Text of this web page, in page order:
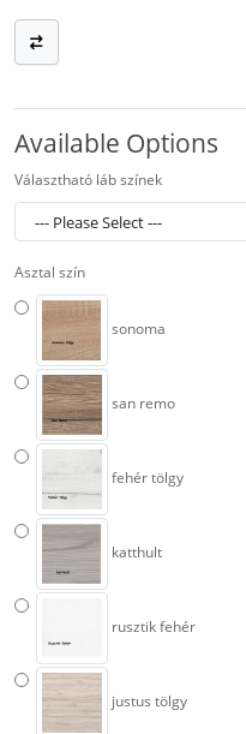
Available Options
Választható láb színek
Asztal szín
sonoma
san remo
fehér tölgy
katthult
rusztik fehér
justus tölgy